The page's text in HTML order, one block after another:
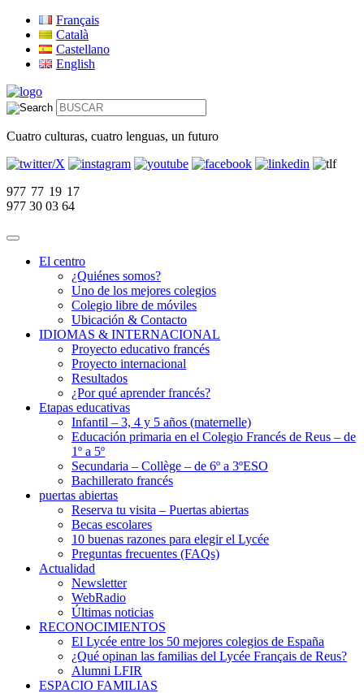
Français
Català
Castellano
English
Cuatro culturas, cuatro lenguas, un futuro
977 77 19 17
977 30 03 64
El centro
¿Quiénes somos?
Uno de los mejores colegios
Colegio libre de móviles
Ubicación & Contacto
IDIOMAS & INTERNACIONAL
Proyecto educativo francés
Proyecto internacional
Resultados
¿Por qué aprender francés?
Etapas educativas
Infantil – 3, 4 y 5 años (maternelle)
Educación primaria en el Colegio Francés de Reus – de
1º a 5º
Secundaria – Collège – de 6º a 3ºESO
Bachillerato francés
puertas abiertas
Reserva tu visita – Puertas abiertas
Becas escolares
10 buenas razones para elegir el Lycée
Preguntas frecuentes (FAQs)
Actualidad
Newsletter
WebRadio
Últimas noticias
RECONOCIMIENTOS
El Lycée entre los 50 mejores colegios de España
¿Qué opinan las familias del Lycée Français de Reus?
Alumni LFIR
ESPACIO FAMILIAS